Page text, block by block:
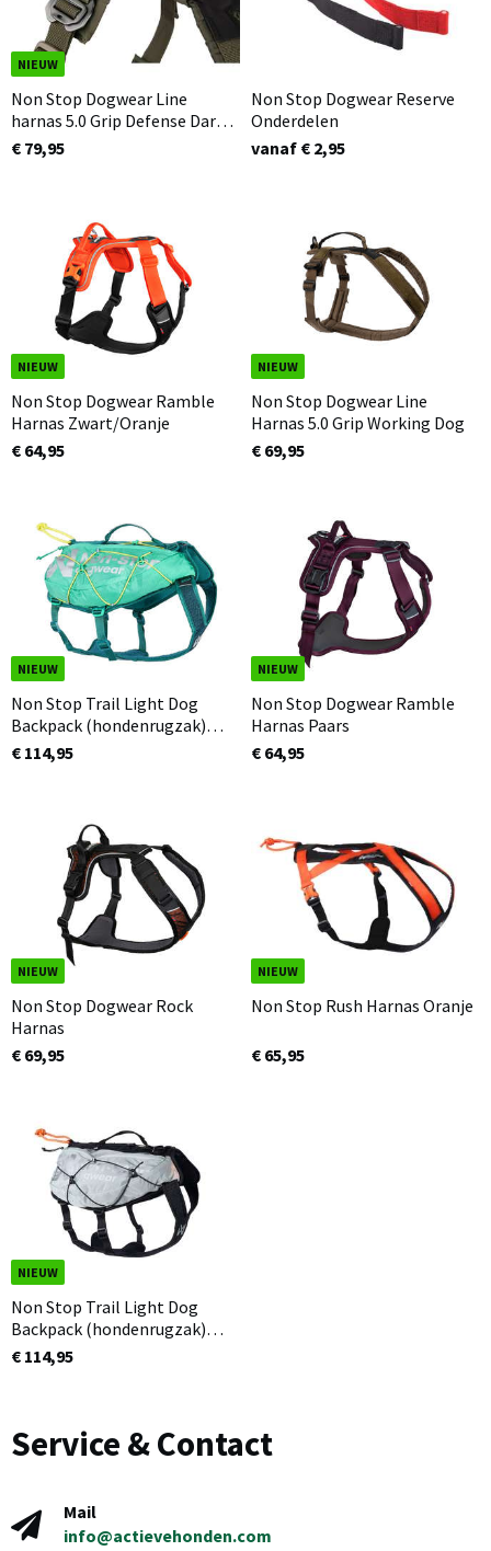
NIEUW
Non Stop Dogwear Line
harnas 5.0 Grip Defense Dark
green/Olijfgroen
€ 79,95
Non Stop Dogwear Reserve
Onderdelen
vanaf € 2,95
NIEUW
Non Stop Dogwear Ramble
Harnas Zwart/Oranje
€ 64,95
NIEUW
Non Stop Dogwear Line
Harnas 5.0 Grip Working Dog
€ 69,95
NIEUW
Non Stop Trail Light Dog
Backpack (hondenrugzak)
TEAL
€ 114,95
NIEUW
Non Stop Dogwear Ramble
Harnas Paars
€ 64,95
NIEUW
Non Stop Dogwear Rock
Harnas
€ 69,95
NIEUW
Non Stop Rush Harnas Oranje
€ 65,95
NIEUW
Non Stop Trail Light Dog
Backpack (hondenrugzak)
Zwart/Wit
€ 114,95
Service & Contact
Mail
info@actievehonden.com